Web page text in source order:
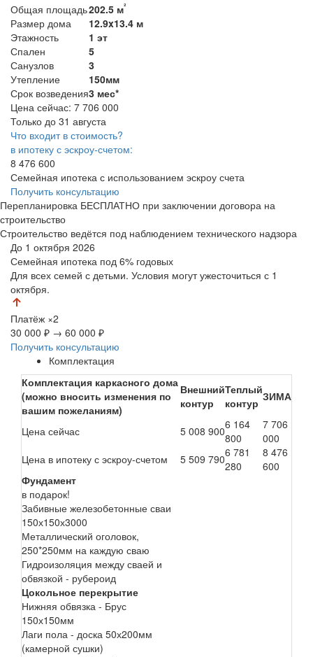
Общая площадь202.5 м²
Размер дома
12.9x13.4 м
Этажность
1 эт
Спален
5
Санузлов
3
Утепление
150мм
Срок возведения3 мес*
Цена сейчас: 7 706 000
Только до 31 августа
Что входит в стоимость?
в ипотеку с эскроу-счетом:
8 476 600
Семейная ипотека с использованием эскроу счета
Получить консультацию
Перепланировка БЕСПЛАТНО при заключении договора на
строительство
Строительство ведётся под наблюдением технического надзора
До 1 октября 2026
Семейная ипотека под 6% годовых
Для всех семей с детьми. Условия могут ужесточиться с 1
октября.
Платёж ×2
30 000 ₽ → 60 000 ₽
Получить консультацию
Комплектация
Комплектация каркасного дома
(можно вносить изменения по
вашим пожеланиям)
Внешний
контур
Теплый
контур ЗИМА
Цена сейчас 5 008 9006 164
800
7 706
000
Цена в ипотеку с эскроу-счетом
5 509 7906 781
280
8 476
600
Фундамент
в подарок!
Забивные железобетонные сваи
150х150х3000
Металлический оголовок,
250*250мм на каждую сваю
Гидроизоляция между сваей и
обвязкой - рубероид
Цокольное перекрытие
Нижняя обвязка - Брус
150х150мм
Лаги пола - доска 50х200мм
(камерной сушки)